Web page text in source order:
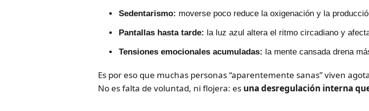
Sedentarismo: moverse poco reduce la oxigenación y la
Pantallas hasta tarde: la luz azul altera el ritmo circadiano y
Tensiones emocionales acumuladas: la mente cansada drena
Es por eso que muchas personas “aparentemente sanas” viven
No es falta de voluntad, ni flojera: es una desregulación interna